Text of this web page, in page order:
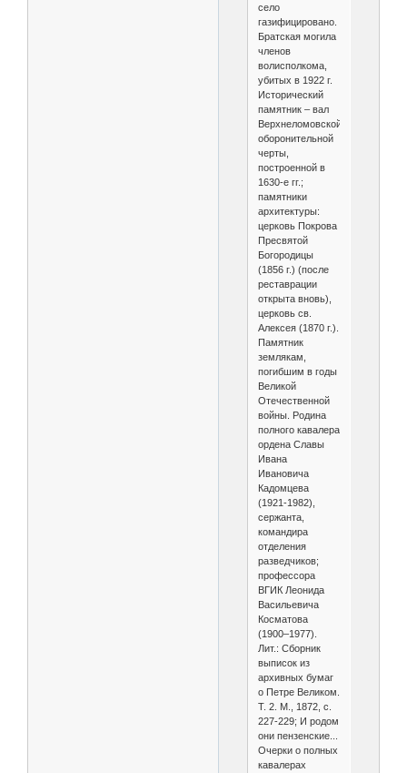
село
газифицировано.
Братская могила
членов
волисполкома,
убитых в 1922 г.
Исторический
памятник – вал
Верхнеломовской
оборонительной
черты,
построенной в
1630-е гг.;
памятники
архитектуры:
церковь Покрова
Пресвятой
Богородицы
(1856 г.) (после
реставрации
открыта вновь),
церковь св.
Алексея (1870 г.).
Памятник
землякам,
погибшим в годы
Великой
Отечественной
войны. Родина
полного кавалера
ордена Славы
Ивана
Ивановича
Кадомцева
(1921-1982),
сержанта,
командира
отделения
разведчиков;
профессора
ВГИК Леонида
Васильевича
Косматова
(1900–1977).
Лит.: Сборник
выписок из
архивных бумаг
о Петре Великом.
Т. 2. М., 1872, с.
227-229; И родом
они пензенские...
Очерки о полных
кавалерах